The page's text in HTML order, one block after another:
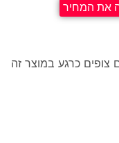
את המחיר
צופים כרגע במוצר זה